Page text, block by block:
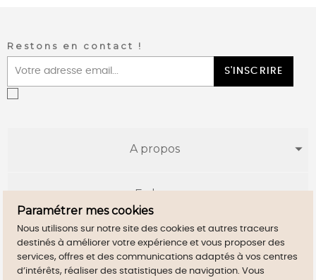
Restons en contact !
S'INSCRIRE
A propos
E-shop
Infos utiles
Paramétrer mes cookies
Nous utilisons sur notre site des cookies et autres traceurs
destinés à améliorer votre expérience et vous proposer des
services, offres et des communications adaptés à vos centres
d’intérêts, réaliser des statistiques de navigation. Vous